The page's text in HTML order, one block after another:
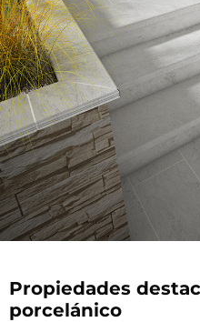
Propiedades
porcelánico